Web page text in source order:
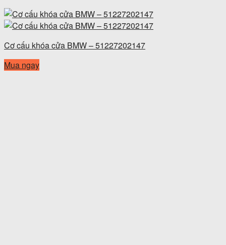
Cơ cấu khóa cửa BMW – 51227202147
Mua ngay